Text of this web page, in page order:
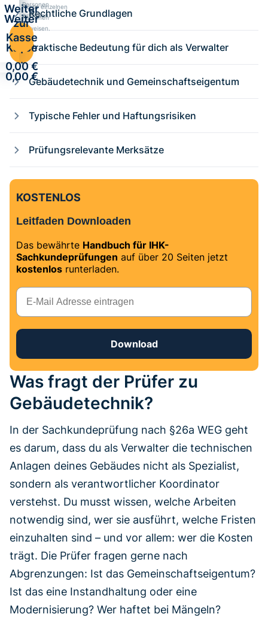
Personen
zuweisen.
Weiter
zur
Kasse
·
0,00 €
Kurse einzelnen
Personen
zuweisen.
Weiter
zur
Kasse
·
0,00 €
Rechtliche Grundlagen
Praktische Bedeutung für dich als Verwalter
Gebäudetechnik und Gemeinschaftseigentum
Typische Fehler und Haftungsrisiken
Prüfungsrelevante Merksätze
KOSTENLOS
Leitfaden Downloaden
Das bewährte Handbuch für IHK-
Sachkundeprüfungen auf über 20 Seiten jetzt
kostenlos runterladen.
E-Mail
Download
Was fragt der Prüfer zu
Gebäudetechnik?
In der Sachkundeprüfung nach §26a WEG geht
es darum, dass du als Verwalter die technischen
Anlagen deines Gebäudes nicht als Spezialist,
sondern als verantwortlicher Koordinator
verstehst. Du musst wissen, welche Arbeiten
notwendig sind, wer sie ausführt, welche Fristen
einzuhalten sind – und vor allem: wer die Kosten
trägt. Die Prüfer fragen gerne nach
Abgrenzungen: Ist das Gemeinschaftseigentum?
Ist das eine Instandhaltung oder eine
Modernisierung? Wer haftet bei Mängeln?